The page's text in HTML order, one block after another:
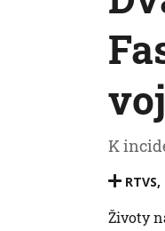
K
RTVS,
Životy